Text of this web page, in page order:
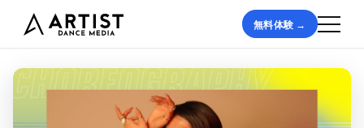
無料体験 →